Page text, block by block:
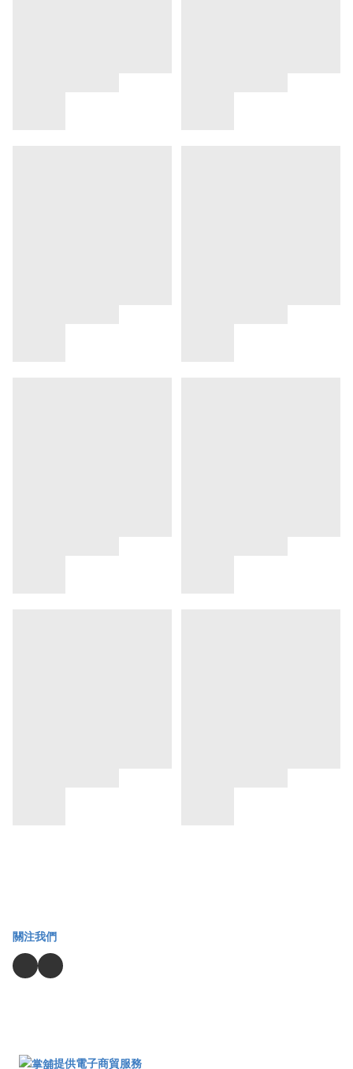
關注我們
提供電子商貿服務